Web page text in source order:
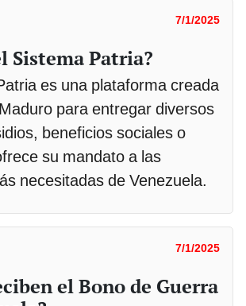
7/1/2025
Sistema Patria?
es una plataforma creada
para entregar diversos
beneficios sociales o
su mandato a las
necesitadas de Venezuela.
7/1/2025
el Bono de Guerra